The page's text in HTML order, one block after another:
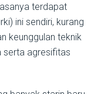
terdapat
ini sendiri, kurang
keunggulan teknik
serta agresifitas